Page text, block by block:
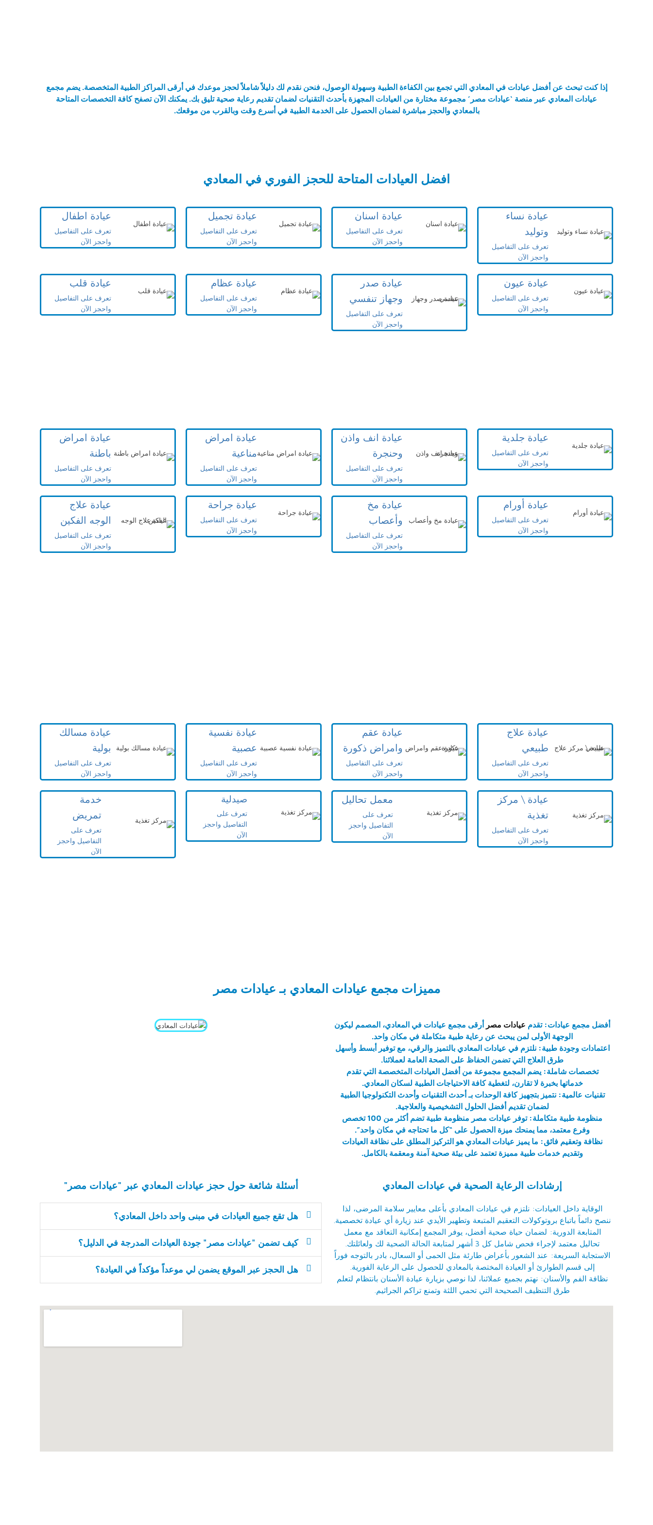
إذا كنت تبحث عن أفضل عيادات في المعادي التي تجمع بين الكفاءة الطبية وسهولة الوصول، فنحن نقدم لك دليلاً شاملاً لحجز موعدك في أرقى المراكز الطبية المتخصصة. يضم مجمع
عيادات المعادي عبر منصة ‘عيادات مصر’ مجموعة مختارة من العيادات المجهزة بأحدث التقنيات لضمان تقديم رعاية صحية تليق بك. يمكنك الآن تصفح كافة التخصصات المتاحة
بالمعادي والحجز مباشرة لضمان الحصول على الخدمة الطبية في أسرع وقت وبالقرب من موقعك.
افضل العيادات المتاحة للحجز الفوري في المعادي
عيادة نساء
وتوليد
تعرف على التفاصيل
واحجز الآن
عيادة اسنان
تعرف على التفاصيل
واحجز الآن
عيادة تجميل
تعرف على التفاصيل
واحجز الآن
عيادة اطفال
تعرف على التفاصيل
واحجز الآن
عيادة عيون
تعرف على التفاصيل
واحجز الآن
عيادة صدر
وجهاز تنفسي
تعرف على التفاصيل
واحجز الآن
عيادة عظام
تعرف على التفاصيل
واحجز الآن
عيادة قلب
تعرف على التفاصيل
واحجز الآن
عيادة جلدية
تعرف على التفاصيل
واحجز الآن
عيادة انف واذن
وحنجرة
تعرف على التفاصيل
واحجز الآن
عيادة امراض
مناعية
تعرف على التفاصيل
واحجز الآن
عيادة امراض
باطنة
تعرف على التفاصيل
واحجز الآن
عيادة أورام
تعرف على التفاصيل
واحجز الآن
عيادة مخ
وأعصاب
تعرف على التفاصيل
واحجز الآن
عيادة جراحة
تعرف على التفاصيل
واحجز الآن
عيادة علاج
الوجه الفكين
تعرف على التفاصيل
واحجز الآن
عيادة علاج
طبيعي
تعرف على التفاصيل
واحجز الآن
عيادة عقم
وامراض ذكورة
تعرف على التفاصيل
واحجز الآن
عيادة نفسية
عصبية
تعرف على التفاصيل
واحجز الآن
عيادة مسالك
بولية
تعرف على التفاصيل
واحجز الآن
عيادة \ مركز
تغذية
تعرف على التفاصيل
واحجز الآن
معمل تحاليل
تعرف على
التفاصيل واحجز
الآن
صيدلية
تعرف على
التفاصيل واحجز
الآن
خدمة
تمريض
تعرف على
التفاصيل واحجز
الآن
مميزات مجمع عيادات المعادي بـ عيادات مصر
أفضل مجمع عيادات: تقدم عيادات مصر
أرقى مجمع عيادات في المعادي، المصمم ليكون
الوجهة الأولى لمن يبحث عن رعاية طبية متكاملة في مكان واحد.
اعتمادات وجودة طبية: نلتزم في عيادات المعادي بالتميز والرقي، مع توفير أبسط وأسهل
طرق العلاج التي تضمن الحفاظ على الصحة العامة لعملائنا.
تخصصات شاملة: يضم المجمع مجموعة من أفضل العيادات المتخصصة التي تقدم
خدماتها بخبرة لا تقارن، لتغطية كافة الاحتياجات الطبية لسكان المعادي.
تقنيات عالمية: نتميز بتجهيز كافة الوحدات بـ أحدث التقنيات وأحدث التكنولوجيا الطبية
لضمان تقديم أفضل الحلول التشخيصية والعلاجية.
منظومة طبية متكاملة: توفر عيادات مصر منظومة طبية تضم أكثر من 100 تخصص
وفرع معتمد، مما يمنحك ميزة الحصول على “كل ما تحتاجه في مكان واحد”.
نظافة وتعقيم فائق: ما يميز عيادات المعادي هو التركيز المطلق على نظافة العيادات
وتقديم خدمات طبية مميزة تعتمد على بيئة صحية آمنة ومعقمة بالكامل.
إرشادات الرعاية الصحية في عيادات المعادي
الوقاية داخل العيادات: نلتزم في عيادات المعادي بأعلى معايير سلامة المرضى، لذا
ننصح دائماً باتباع بروتوكولات التعقيم المتبعة وتطهير الأيدي عند زيارة أي عيادة تخصصية.
المتابعة الدورية: لضمان حياة صحية أفضل، يوفر المجمع إمكانية التعاقد مع معمل
تحاليل معتمد لإجراء فحص شامل كل 3 أشهر لمتابعة الحالة الصحية لك ولعائلتك.
الاستجابة السريعة: عند الشعور بأعراض طارئة مثل الحمى أو السعال، بادر بالتوجه فوراً
إلى قسم الطوارئ أو العيادة المختصة بالمعادي للحصول على الرعاية الفورية.
نظافة الفم والأسنان: نهتم بجميع عملائنا، لذا نوصي بزيارة عيادة الأسنان بانتظام لتعلم
طرق التنظيف الصحيحة التي تحمي اللثة وتمنع تراكم الجراثيم.
أسئلة شائعة حول حجز عيادات المعادي عبر "عيادات مصر"
هل تقع جميع العيادات في مبنى واحد داخل المعادي؟
كيف تضمن "عيادات مصر" جودة العيادات المدرجة في الدليل؟
هل الحجز عبر الموقع يضمن لي موعداً مؤكداً في العيادة؟